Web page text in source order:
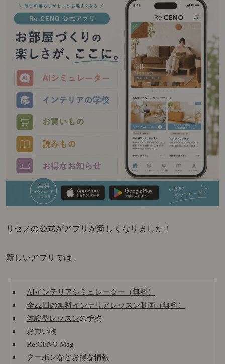
リセノの公式がアプリが新しくなりました！
新しいアプリでは、
AIインテリアシミュレーター（無料）
全22回の無料インテリアレッスン動画（無料）
体験型レッスンの予約
お買い物
Re:CENO Mag
クーポンなどお得な情報